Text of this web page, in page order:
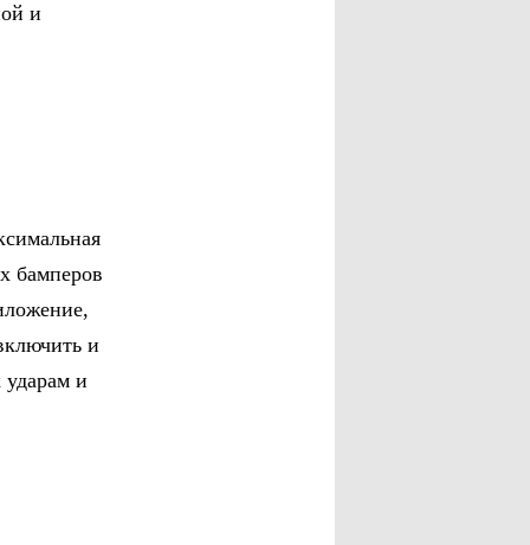
и
бамперов
и
и